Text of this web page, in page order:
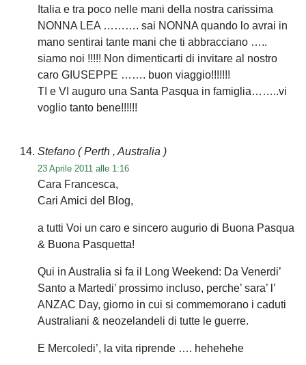
Italia e tra poco nelle mani della nostra carissima
NONNA LEA ………. sai NONNA quando lo avrai in
mano sentirai tante mani che ti abbracciano …..
siamo noi !!!!! Non dimenticarti di invitare al nostro
caro GIUSEPPE ……. buon viaggio!!!!!!!
TI e VI auguro una Santa Pasqua in famiglia……..vi
voglio tanto bene!!!!!!
Stefano ( Perth , Australia )
23 Aprile 2011 alle 1:16
Cara Francesca,
Cari Amici del Blog,
a tutti Voi un caro e sincero augurio di Buona Pasqua
& Buona Pasquetta!
Qui in Australia si fa il Long Weekend: Da Venerdi’
Santo a Martedi’ prossimo incluso, perche’ sara’ l’
ANZAC Day, giorno in cui si commemorano i caduti
Australiani & neozelandeli di tutte le guerre.
E Mercoledi’, la vita riprende …. hehehehe